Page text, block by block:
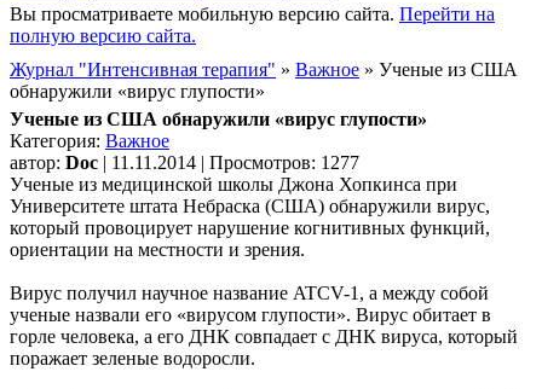
Вы просматриваете мобильную версию сайта. Перейти на
полную версию сайта.
Журнал "Интенсивная терапия" » Важное » Ученые из США
обнаружили «вирус глупости»
Ученые из США обнаружили «вирус глупости»
Категория: Важное
автор: Doc | 11.11.2014 | Просмотров: 1277
Ученые из медицинской школы Джона Хопкинса при
Университете штата Небраска (США) обнаружили вирус,
который провоцирует нарушение когнитивных функций,
ориентации на местности и зрения.
Вирус получил научное название ATCV-1, а между собой
ученые назвали его «вирусом глупости». Вирус обитает в
горле человека, а его ДНК совпадает с ДНК вируса, который
поражает зеленые водоросли.